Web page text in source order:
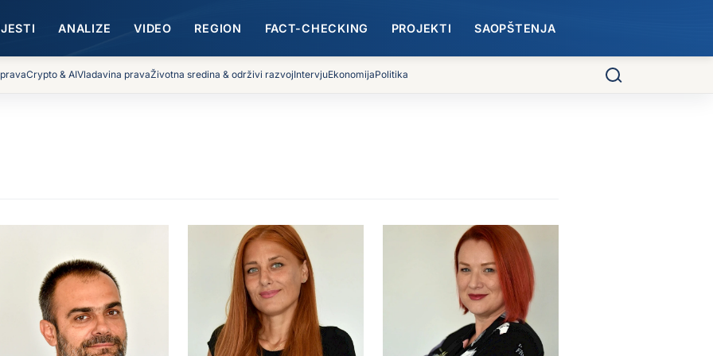
ANALIZE VIDEO REGION FACT-CHECKING PROJEKTI SAOPŠTENJA
Crypto & AIVladavina pravaŽivotna sredina & održivi razvojIntervjuEkonomijaPolitika
Pretraga